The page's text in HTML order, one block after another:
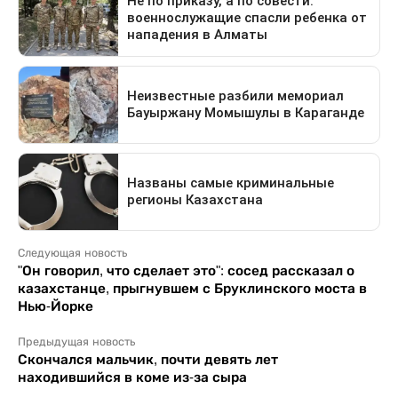
Следующая новость
"Он говорил, что сделает это": сосед рассказал о
казахстанце, прыгнувшем с Бруклинского моста в
Нью-Йорке
Предыдущая новость
Скончался мальчик, почти девять лет
находившийся в коме из-за сыра